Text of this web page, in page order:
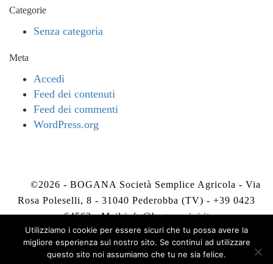
Categorie
Senza categoria
Meta
Accedi
Feed dei contenuti
Feed dei commenti
WordPress.org
©2026 - BOGANA Società Semplice Agricola - Via
Rosa Poleselli, 8 - 31040 Pederobba (TV) - +39 0423
64563 - Mailinfo@boganavini.it
Privacy Policy-Cookie Policy
Utilizziamo i cookie per essere sicuri che tu possa avere la
migliore esperienza sul nostro sito. Se continui ad utilizzare
questo sito noi assumiamo che tu ne sia felice.